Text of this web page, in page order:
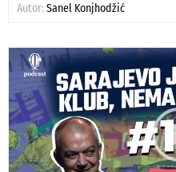
Autor: Sanel Konjhodžić